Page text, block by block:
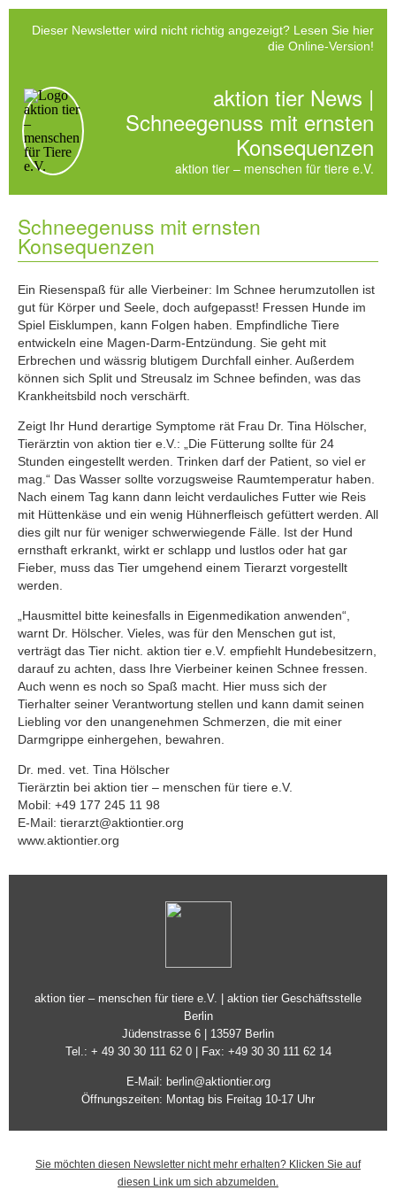
Dieser Newsletter wird nicht richtig angezeigt? Lesen Sie hier
die Online-Version!
aktion tier News |
Schneegenuss mit ernsten
Konsequenzen
aktion tier – menschen für tiere e.V.
Schneegenuss mit ernsten
Konsequenzen
Ein Riesenspaß für alle Vierbeiner: Im Schnee herumzutollen ist
gut für Körper und Seele, doch aufgepasst! Fressen Hunde im
Spiel Eisklumpen, kann Folgen haben. Empfindliche Tiere
entwickeln eine Magen-Darm-Entzündung. Sie geht mit
Erbrechen und wässrig blutigem Durchfall einher. Außerdem
können sich Split und Streusalz im Schnee befinden, was das
Krankheitsbild noch verschärft.
Zeigt Ihr Hund derartige Symptome rät Frau Dr. Tina Hölscher,
Tierärztin von aktion tier e.V.: „Die Fütterung sollte für 24
Stunden eingestellt werden. Trinken darf der Patient, so viel er
mag.“ Das Wasser sollte vorzugsweise Raumtemperatur haben.
Nach einem Tag kann dann leicht verdauliches Futter wie Reis
mit Hüttenkäse und ein wenig Hühnerfleisch gefüttert werden. All
dies gilt nur für weniger schwerwiegende Fälle. Ist der Hund
ernsthaft erkrankt, wirkt er schlapp und lustlos oder hat gar
Fieber, muss das Tier umgehend einem Tierarzt vorgestellt
werden.
„Hausmittel bitte keinesfalls in Eigenmedikation anwenden“,
warnt Dr. Hölscher. Vieles, was für den Menschen gut ist,
verträgt das Tier nicht. aktion tier e.V. empfiehlt Hundebesitzern,
darauf zu achten, dass Ihre Vierbeiner keinen Schnee fressen.
Auch wenn es noch so Spaß macht. Hier muss sich der
Tierhalter seiner Verantwortung stellen und kann damit seinen
Liebling vor den unangenehmen Schmerzen, die mit einer
Darmgrippe einhergehen, bewahren.
Dr. med. vet. Tina Hölscher
Tierärztin bei aktion tier – menschen für tiere e.V.
Mobil: +49 177 245 11 98
E-Mail: tierarzt@aktiontier.org
www.aktiontier.org
aktion tier – menschen für tiere e.V. | aktion tier Geschäftsstelle
Berlin
Jüdenstrasse 6 | 13597 Berlin
Tel.: + 49 30 30 111 62 0 | Fax: +49 30 30 111 62 14
E-Mail: berlin@aktiontier.org
Öffnungszeiten: Montag bis Freitag 10-17 Uhr
Sie möchten diesen Newsletter nicht mehr erhalten? Klicken Sie auf
diesen Link um sich abzumelden.